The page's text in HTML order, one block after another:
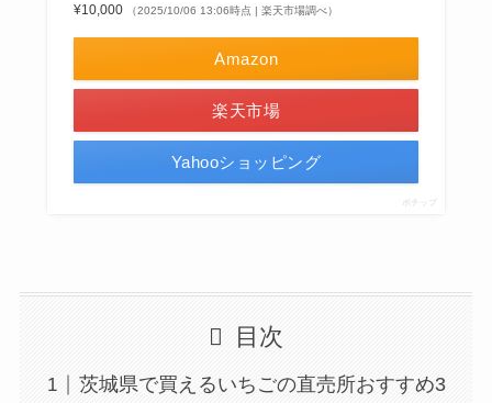
¥10,000
（2025/10/06 13:06時点 | 楽天市場調べ）
Amazon
楽天市場
Yahooショッピング
ポチップ
目次
茨城県で買えるいちごの直売所おすすめ3